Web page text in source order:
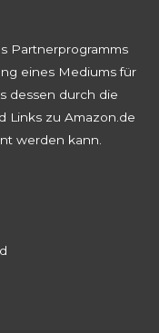
Partnerprogramms
eines Mediums für
dessen durch die
Links zu Amazon.de
werden kann.